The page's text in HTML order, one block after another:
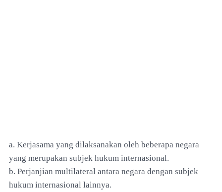
a. Kerjasama yang dilaksanakan oleh beberapa negara
yang merupakan subjek hukum internasional.
b. Perjanjian multilateral antara negara dengan subjek
hukum internasional lainnya.